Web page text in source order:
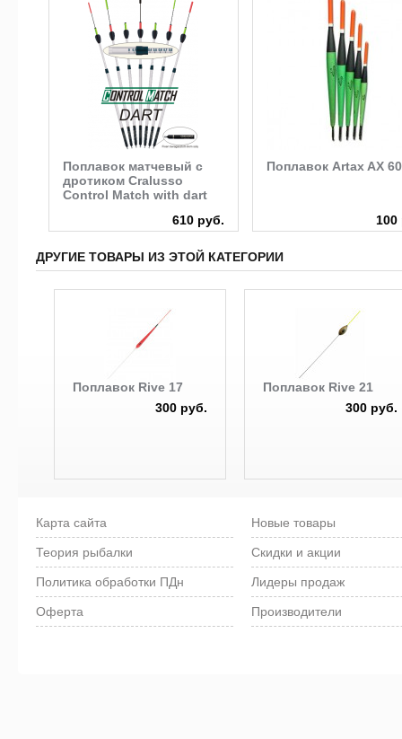
Поплавок матчевый c
дротиком Cralusso
Control Match with dart
610 руб.
Поплавок Artax AX
100
ДРУГИЕ ТОВАРЫ ИЗ ЭТОЙ КАТЕГОРИИ
Поплавок Rive 17
300 руб.
Поплавок Rive 21
300 руб.
Карта сайта
Теория рыбалки
Политика обработки ПДн
Оферта
Новые товары
Скидки и акции
Лидеры продаж
Производители